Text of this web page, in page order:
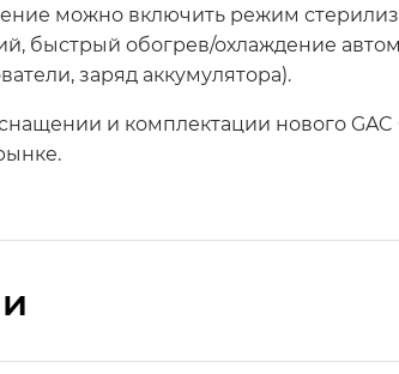
можно включить режим
быстрый обогрев/охлаждение
заряд аккумулятора).
и комплектации нового